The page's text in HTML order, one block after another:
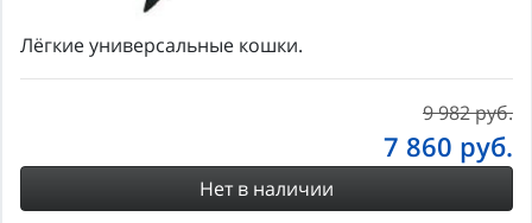
Лёгкие универсальные кошки.
9 982 руб.
7 860 руб.
Нет в наличии